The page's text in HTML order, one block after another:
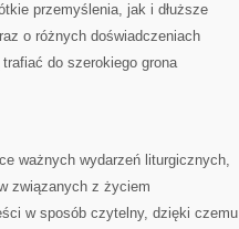
przemyślenia, jak i dłuższe
o różnych doświadczeniach
do szerokiego grona
ważnych wydarzeń liturgicznych,
związanych z życiem
w sposób czytelny, dzięki czemu